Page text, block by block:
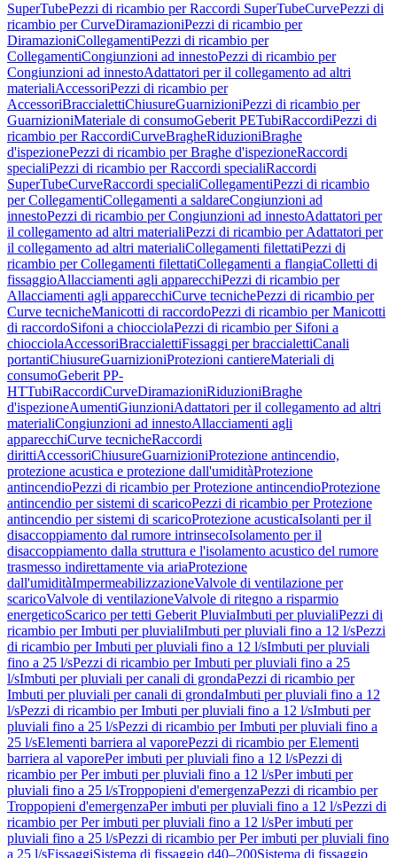
SuperTubePezzi di ricambio per Raccordi SuperTubeCurvePezzi di
ricambio per CurveDiramazioniPezzi di ricambio per
DiramazioniCollegamentiPezzi di ricambio per
CollegamentiCongiunzioni ad innestoPezzi di ricambio per
Congiunzioni ad innestoAdattatori per il collegamento ad altri
materialiAccessoriPezzi di ricambio per
AccessoriBraccialettiChiusureGuarnizioniPezzi di ricambio per
GuarnizioniMateriale di consumoGeberit PETubiRaccordiPezzi di
ricambio per RaccordiCurveBragheRiduzioniBraghe
d'ispezionePezzi di ricambio per Braghe d'ispezioneRaccordi
specialiPezzi di ricambio per Raccordi specialiRaccordi
SuperTubeCurveRaccordi specialiCollegamentiPezzi di ricambio
per CollegamentiCollegamenti a saldareCongiunzioni ad
innestoPezzi di ricambio per Congiunzioni ad innestoAdattatori per
il collegamento ad altri materialiPezzi di ricambio per Adattatori per
il collegamento ad altri materialiCollegamenti filettatiPezzi di
ricambio per Collegamenti filettatiCollegamenti a flangiaColletti di
fissaggioAllacciamenti agli apparecchiPezzi di ricambio per
Allacciamenti agli apparecchiCurve tecnichePezzi di ricambio per
Curve tecnicheManicotti di raccordoPezzi di ricambio per Manicotti
di raccordoSifoni a chiocciolaPezzi di ricambio per Sifoni a
chiocciolaAccessoriBraccialettiFissaggi per braccialettiCanali
portantiChiusureGuarnizioniProtezioni cantiereMateriali di
consumoGeberit PP-
HTTubiRaccordiCurveDiramazioniRiduzioniBraghe
d'ispezioneAumentiGiunzioniAdattatori per il collegamento ad altri
materialiCongiunzioni ad innestoAllacciamenti agli
apparecchiCurve tecnicheRaccordi
dirittiAccessoriChiusureGuarnizioniProtezione antincendio,
protezione acustica e protezione dall'umiditàProtezione
antincendioPezzi di ricambio per Protezione antincendioProtezione
antincendio per sistemi di scaricoPezzi di ricambio per Protezione
antincendio per sistemi di scaricoProtezione acusticaIsolanti per il
disaccoppiamento dal rumore intrinsecoIsolamento per il
disaccoppiamento dalla struttura e l'isolamento acustico del rumore
trasmesso indirettamente via ariaProtezione
dall'umiditàImpermeabilizzazioneValvole di ventilazione per
scaricoValvole di ventilazioneValvole di ritegno a risparmio
energeticoScarico per tetti Geberit PluviaImbuti per pluvialiPezzi di
ricambio per Imbuti per pluvialiImbuti per pluviali fino a 12 l/sPezzi
di ricambio per Imbuti per pluviali fino a 12 l/sImbuti per pluviali
fino a 25 l/sPezzi di ricambio per Imbuti per pluviali fino a 25
l/sImbuti per pluviali per canali di grondaPezzi di ricambio per
Imbuti per pluviali per canali di grondaImbuti per pluviali fino a 12
l/sPezzi di ricambio per Imbuti per pluviali fino a 12 l/sImbuti per
pluviali fino a 25 l/sPezzi di ricambio per Imbuti per pluviali fino a
25 l/sElementi barriera al vaporePezzi di ricambio per Elementi
barriera al vaporePer imbuti per pluviali fino a 12 l/sPezzi di
ricambio per Per imbuti per pluviali fino a 12 l/sPer imbuti per
pluviali fino a 25 l/sTroppopieni d'emergenzaPezzi di ricambio per
Troppopieni d'emergenzaPer imbuti per pluviali fino a 12 l/sPezzi di
ricambio per Per imbuti per pluviali fino a 12 l/sPer imbuti per
pluviali fino a 25 l/sPezzi di ricambio per Per imbuti per pluviali fino
a 25 l/sFissaggiSistema di fissaggio d40–200Sistema di fissaggio